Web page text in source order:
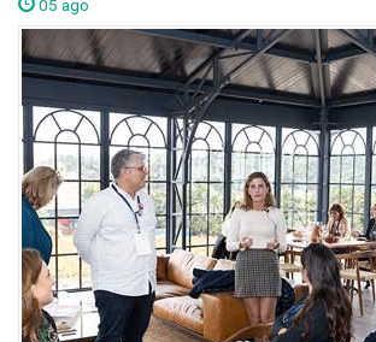
05 ago